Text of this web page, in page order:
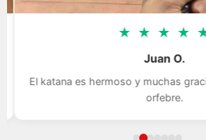
★ ★ ★ ★
Juan O.
El katana es hermoso y muchas
orfebre.